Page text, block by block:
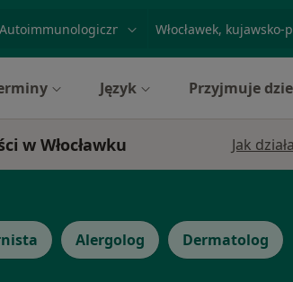
Język Przyjmuje
w Włocławku Jak
Alergolog Dermatolog